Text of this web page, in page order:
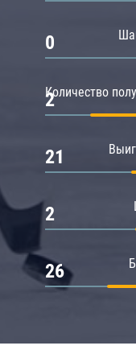
0
Количество
2
21
2
26